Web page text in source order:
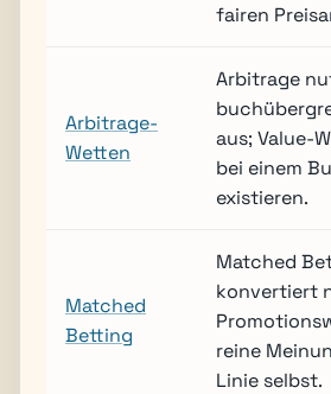
fairen
Arbitrage-
Wetten
Arbitrage
aus; Value-
bei einem
existieren.
Matched
Betting
Matched
konvertiert
reine
Linie selbst.